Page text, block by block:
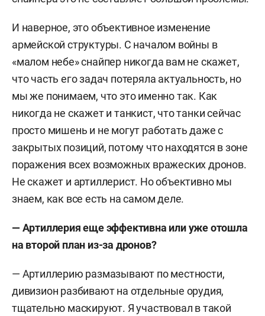
И наверное, это объективное изменение
армейской структуры. С началом войны в
«малом небе» снайпер никогда вам не скажет,
что часть его задач потеряла актуальность, но
мы же понимаем, что это именно так. Как
никогда не скажет и танкист, что танки сейчас
просто мишень и не могут работать даже с
закрытых позиций, потому что находятся в зоне
поражения всех возможных вражеских дронов.
Не скажет и артиллерист. Но объективно мы
знаем, как все есть на самом деле.
— Артиллерия еще эффективна или уже отошла
на второй план из-за дронов?
— Артиллерию размазывают по местности,
дивизион разбивают на отдельные орудия,
тщательно маскируют. Я участвовал в такой